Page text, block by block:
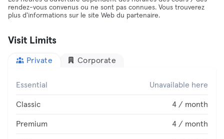
rendez-vous convenus ou ne sont pas connues. Vous trouverez
plus d'informations sur le site Web du partenaire.
Visit Limits
Private Corporate
Essential Unavailable here
Classic 4 / month
Premium 4 / month